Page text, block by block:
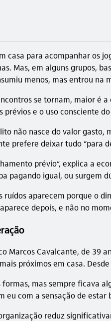
casa para acompanhar os
Mas, em alguns grupos,
menos, mas entrou na
se tornam, maior é
prévios e o uso consciente
não nasce do valor
prefere deixar tudo “para
prévio”, explica a
pagando igual, ou surgem
ruídos aparecem porque o
depois, e não no
Marcos Cavalcante, de 39
próximos em casa.
mas sempre ficava
eu com a sensação de estar
reduz